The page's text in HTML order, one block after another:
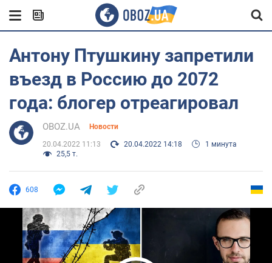
Антону Птушкину запретили
въезд в Россию до 2072
года: блогер отреагировал
OBOZ.UA Новости
20.04.2022 11:13 20.04.2022 14:18
1 минута
25,5 т.
608